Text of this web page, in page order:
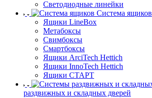
Светодиодные линейки
Система ящиков
Ящики LineBox
Метабоксы
Свимбоксы
Смартбоксы
Ящики ArciTech Hettich
Ящики InnoTech Hettich
Ящики СТАРТ
раздвижных и складных дверей